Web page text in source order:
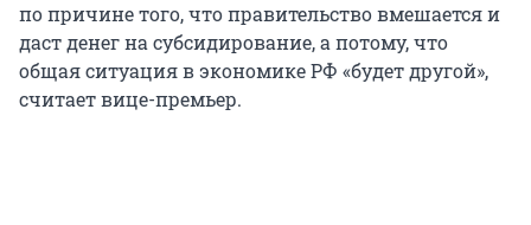
по причине того, что правительство вмешается и
даст денег на субсидирование, а потому, что
общая ситуация в экономике РФ «будет другой»,
считает вице-премьер.